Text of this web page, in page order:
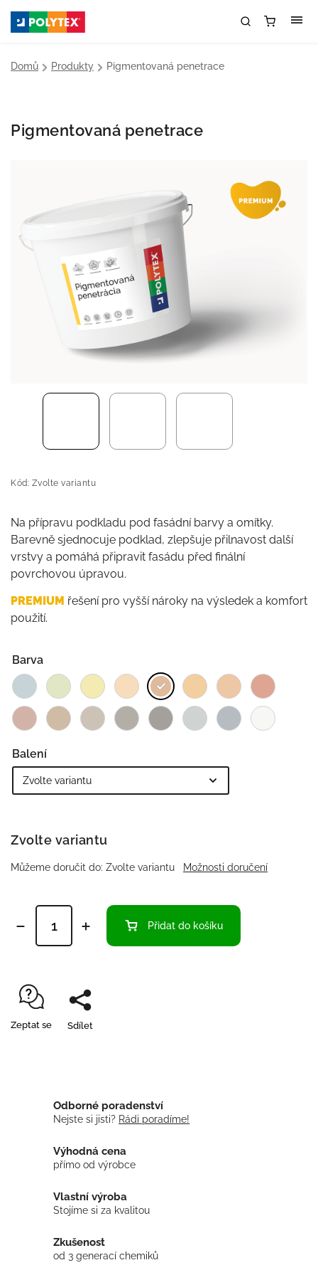
Domů / Produkty / Pigmentovaná penetrace
Pigmentovaná penetrace
Kód: Zvolte variantu
Na přípravu podkladu pod fasádní barvy a omítky.
Barevně sjednocuje podklad, zlepšuje přilnavost další
vrstvy a pomáhá připravit fasádu před finální
povrchovou úpravou.
PREMIUM řešení pro vyšší nároky na výsledek a komfort
použití.
Barva
Balení
Zvolte variantu
Můžeme doručit do: Zvolte variantu Možnosti doručení
Přidat do košíku
Zeptat se Sdílet
Odborné poradenství
Nejste si jisti? Rádi poradíme!
Výhodná cena
přímo od výrobce
Vlastní výroba
Stojíme si za kvalitou
Zkušenost
od 3 generací chemiků